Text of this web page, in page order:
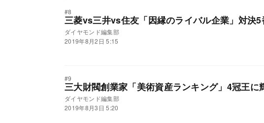
#8
三菱vs三井vs住友「因縁のライバル企業」対決5
ダイヤモンド編集部
2019年8月2日 5:15
#9
三大財閥創業家「美術資産ランキング」4冠王に
ダイヤモンド編集部
2019年8月3日 5:20